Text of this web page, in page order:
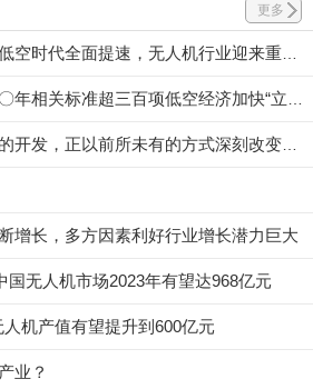
更多
增长，多方因素利好行业增长潜力巨大
国无人机市场2023年有望达968亿元
机产值有望提升到600亿元
业？